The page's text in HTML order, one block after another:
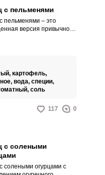
с пельменями
пельменями – это
версия привычного
мясного бульона.
картофель,
вода, специи,
соль
117 0
с солеными
солеными огурцами с